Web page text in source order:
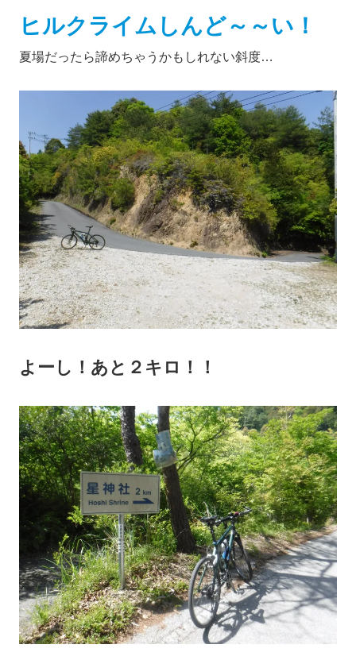
ヒルクライムしんど～～い！
夏場だったら諦めちゃうかもしれない斜度…
よーし！あと２キロ！！